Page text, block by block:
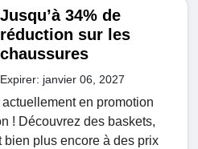
Jusqu’à 34% de
réduction sur les
chaussures
Expirer: janvier 06, 2027
en promotion
! Découvrez des baskets,
bien plus encore à des prix